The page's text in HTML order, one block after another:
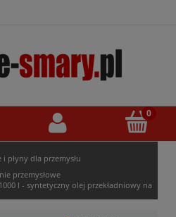
i płyny dla przemysłu
przemysłowe
1000 l - syntetyczny olej przekładniowy na